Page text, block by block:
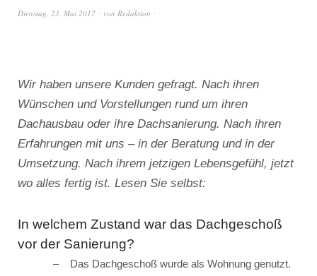
Dienstag, 23. Mai 2017 von Redaktion
Wir haben unsere Kunden gefragt. Nach ihren
Wünschen und Vorstellungen rund um ihren
Dachausbau oder ihre Dachsanierung. Nach ihren
Erfahrungen mit uns – in der Beratung und in der
Umsetzung. Nach ihrem jetzigen Lebensgefühl, jetzt
wo alles fertig ist. Lesen Sie selbst:
In welchem Zustand war das Dachgeschoß
vor der Sanierung?
Das Dachgeschoß wurde als Wohnung genutzt.